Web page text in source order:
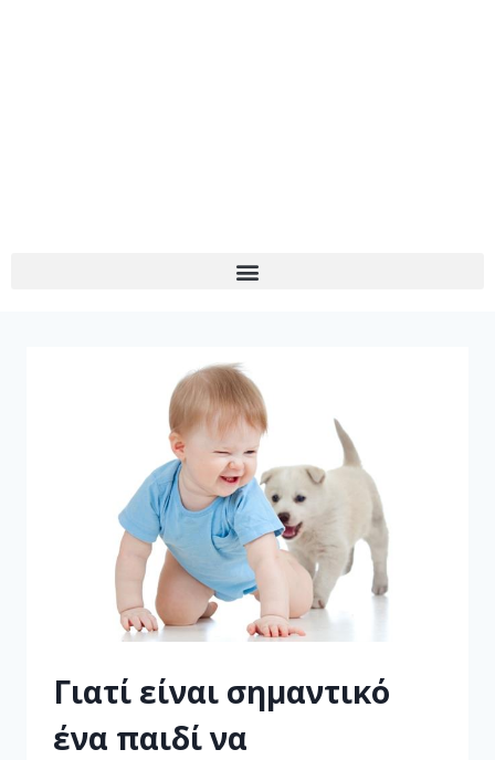
Γιατί είναι σημαντικό
ένα παιδί να